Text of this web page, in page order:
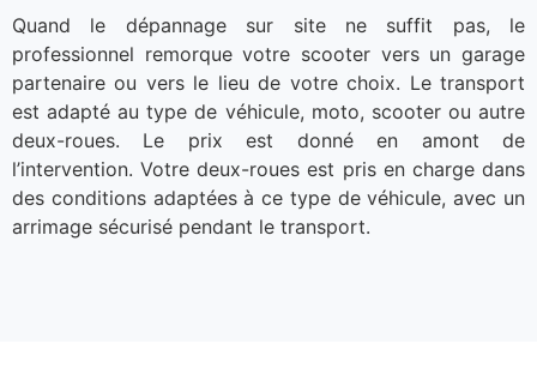
Quand le dépannage sur site ne suffit pas, le
professionnel remorque votre scooter vers un garage
partenaire ou vers le lieu de votre choix. Le transport
est adapté au type de véhicule, moto, scooter ou autre
deux-roues. Le prix est donné en amont de
l’intervention. Votre deux-roues est pris en charge dans
des conditions adaptées à ce type de véhicule, avec un
arrimage sécurisé pendant le transport.